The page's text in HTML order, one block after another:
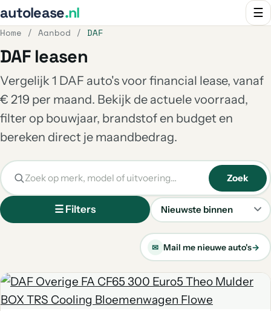
autolease.nl ☰
Home / Aanbod / DAF
DAF leasen
Vergelijk 1 DAF auto's voor financial lease, vanaf
€ 219 per maand. Bekijk de actuele voorraad,
filter op bouwjaar, brandstof en budget en
bereken direct je maandbedrag.
☰ Filters
Sorteren
Zoek
✉ Mail me nieuwe auto's→